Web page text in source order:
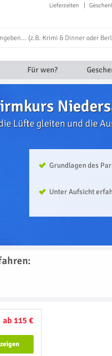
Lieferzeiten
Für wen?
Lüfte gleiten und die
Grundlagen des
Unter Aufsicht
ab 115 €